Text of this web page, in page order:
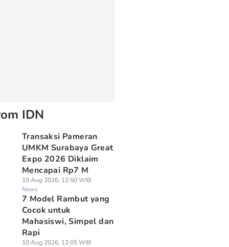
IDN
Transaksi Pameran
UMKM Surabaya Great
Expo 2026 Diklaim
Mencapai Rp7 M
10 Aug 2026, 12:50 WIB
News
7 Model Rambut yang
Cocok untuk
Mahasiswi, Simpel dan
Rapi
10 Aug 2026, 12:05 WIB